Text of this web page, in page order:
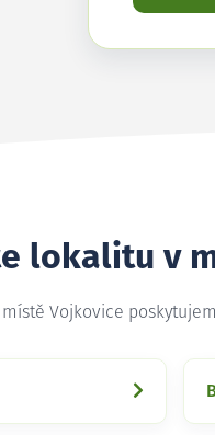
lokalitu v
místě Vojkovice